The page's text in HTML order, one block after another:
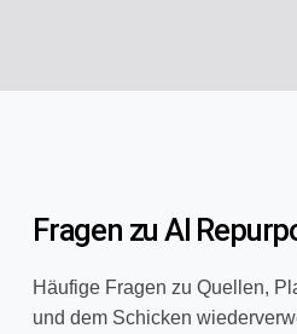
Fragen zu AI
Häufige Fragen zu Quellen,
und dem Schicken